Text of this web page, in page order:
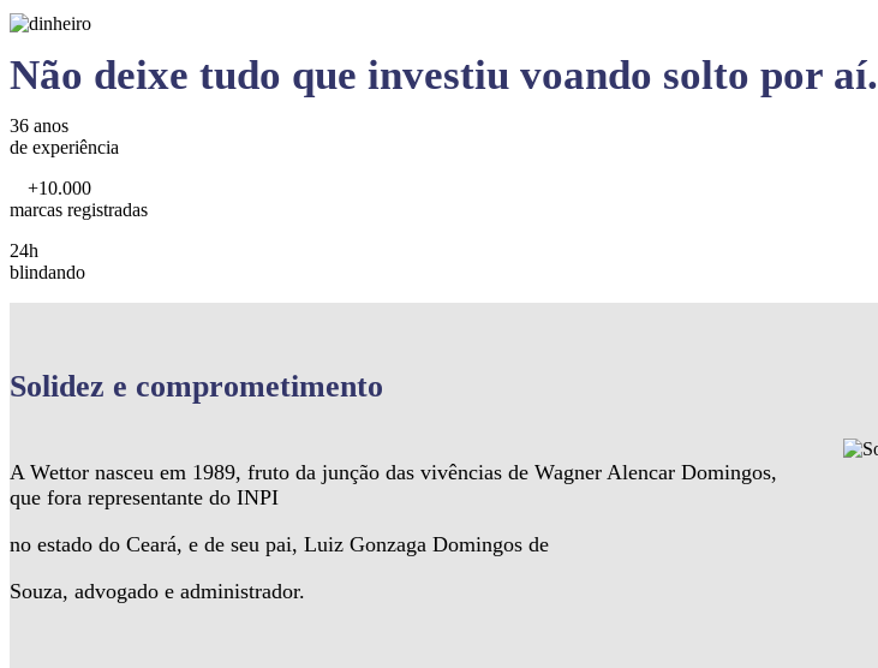
Não deixe tudo que investiu voando solto por aí.
36 anos
de experiência
+10.000
marcas registradas
24h
blindando
Solidez e comprometimento
A Wettor nasceu em 1989, fruto da junção das vivências de Wagner Alencar Domingos,
que fora representante do INPI
no estado do Ceará, e de seu pai, Luiz Gonzaga Domingos de
Souza, advogado e administrador.